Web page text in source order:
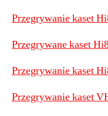
Przegrywanie kaset
Przegrywane kaset
Przegrywanie kaset
Przegrywanie kaset